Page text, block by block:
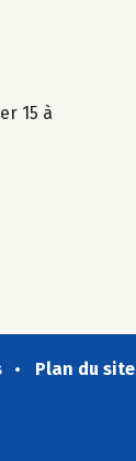
15 à
Plan du site